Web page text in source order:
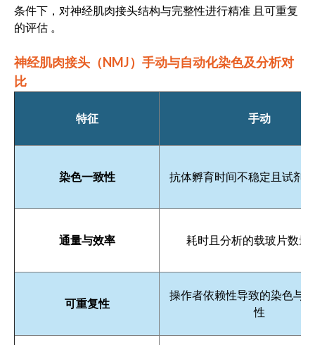
Biospective公司开发了基于成熟TDP-43NLS（
早期NMJ病理特征与人类肌萎缩侧索硬化症（ALS
本交互式演示重点展示了低剂量多柔比星rNLS8模
突触对齐丧失
轴突树状突分支简化
条件下，对神经肌肉接头结构与完整性进行精准 且可重复
的评估 。
神经肌肉接头（NMJ）手动与自动化染色及分析对
比
特征 手动
染色一致性 抗体孵育时间不稳定且试剂
通量与效率 耗时且分析的载玻片数量
可重复性
操作者依赖性导致的染色与
性